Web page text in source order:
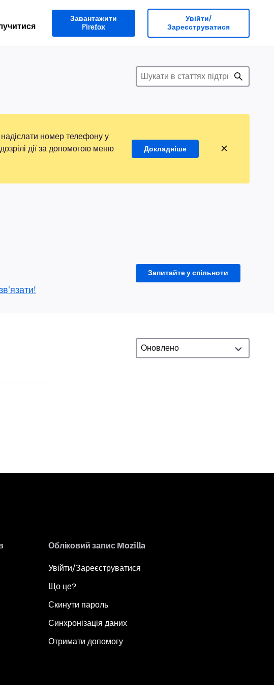
Завантажити
Firefox
Увійти/
Зареєструватися
номер телефону у
дії за допомогою меню
Докладніше
Запитайте у спільноти
Обліковий запис Mozilla
Увійти/Зареєструватися
Що це?
Скинути пароль
Синхронізація даних
Отримати допомогу